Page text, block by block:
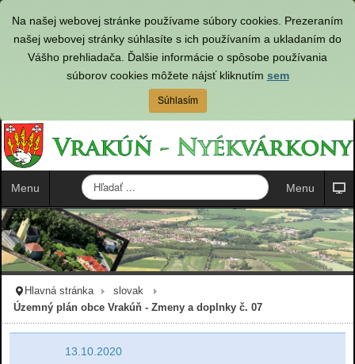
Na našej webovej stránke používame súbory cookies. Prezeraním
našej webovej stránky súhlasíte s ich používaním a ukladaním do
Vášho prehliadača. Ďalšie informácie o spôsobe používania
súborov cookies môžete nájsť kliknutím sem
Súhlasím
Menu
H
ľ
a
d
a
ť
.
.
.
Menu
Hlavná stránka
slovak
Územný plán obce Vrakúň - Zmeny a doplnky č. 07
13.10.2020